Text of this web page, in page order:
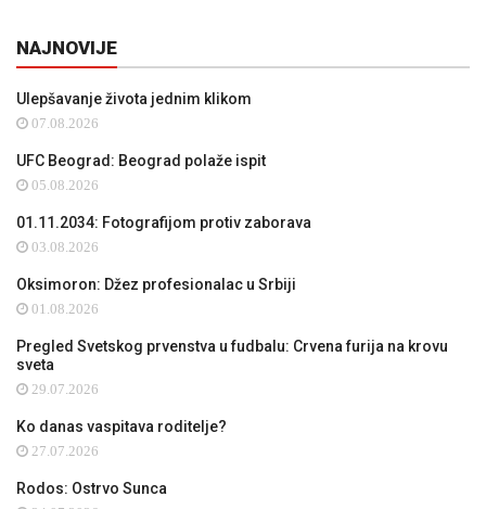
NAJNOVIJE
Ulepšavanje života jednim klikom
07.08.2026
UFC Beograd: Beograd polaže ispit
05.08.2026
01.11.2034: Fotografijom protiv zaborava
03.08.2026
Oksimoron: Džez profesionalac u Srbiji
01.08.2026
Pregled Svetskog prvenstva u fudbalu: Crvena furija na krovu
sveta
29.07.2026
Ko danas vaspitava roditelje?
27.07.2026
Rodos: Ostrvo Sunca